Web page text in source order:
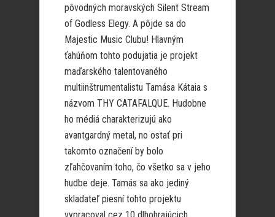
pôvodných moravských Silent Stream
of Godless Elegy. A pôjde sa do
Majestic Music Clubu! Hlavným
ťahúňom tohto podujatia je projekt
maďarského talentovaného
multiinštrumentalistu Tamása Kátaia s
názvom THY CATAFALQUE. Hudobne
ho médiá charakterizujú ako
avantgardný metal, no ostať pri
takomto označení by bolo
zľahčovaním toho, čo všetko sa v jeho
hudbe deje. Tamás sa ako jediný
skladateľ piesní tohto projektu